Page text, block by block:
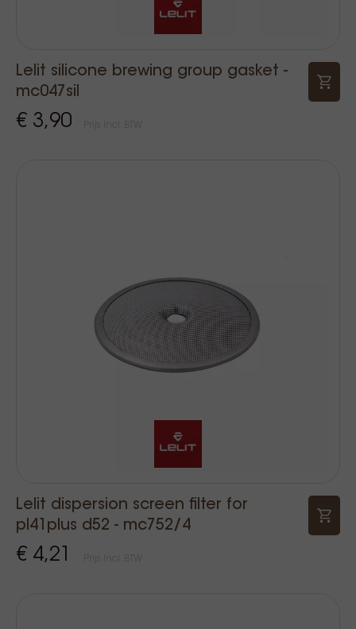
Lelit silicone brewing group gasket -
mc047sil
€ 3,90
Lelit dispersion screen filter for
pl41plus d52 - mc752/4
€ 4,21